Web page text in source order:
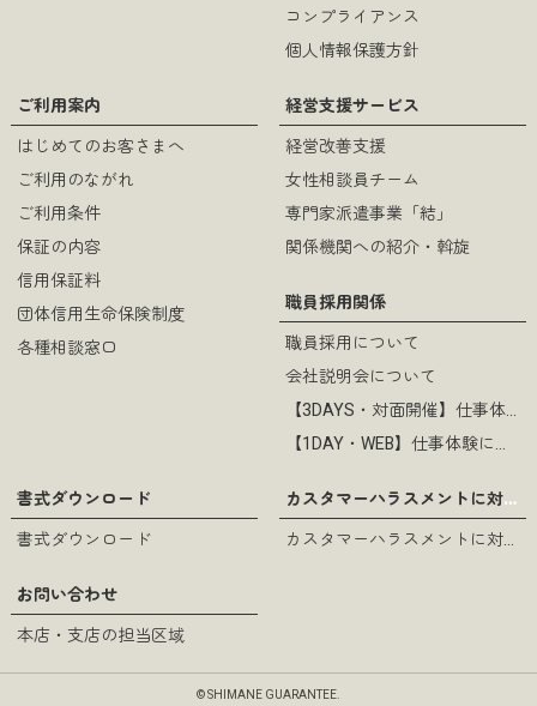
過去のチラシ（13）.pdf
過去のチラシ（12）.pdf（pdf
過去のチラシ（11）.pdf（pdf
コンプライアンス
個人情報保護方針
ご利用案内
はじめてのお客さまへ
ご利用のながれ
ご利用条件
保証の内容
信用保証料
団体信用生命保険制度
各種相談窓口
経営支援サービス
経営改善支援
女性相談員チーム
専門家派遣事業「結」
関係機関への紹介・斡旋
職員採用関係
職員採用について
会社説明会について
【3DAYS・対面開催】仕事体験について
【1DAY・WEB】仕事体験について
書式ダウンロード
書式ダウンロード
カスタマーハラスメントに対する基本方針
カスタマーハラスメントに対する基本方針
お問い合わせ
本店・支店の担当区域
© SHIMANE GUARANTEE.